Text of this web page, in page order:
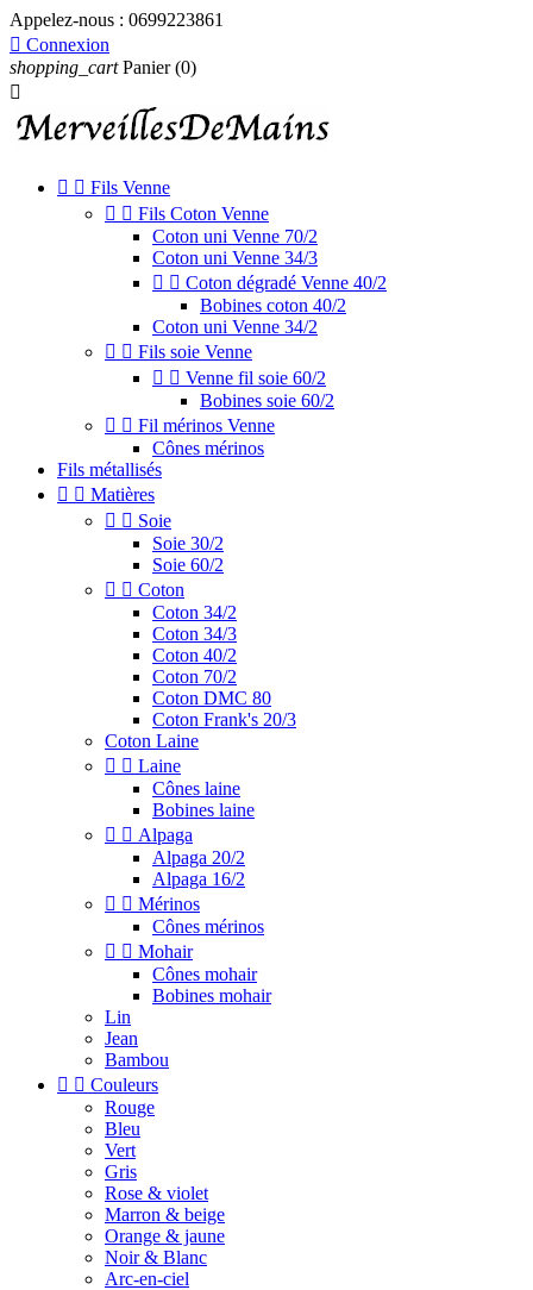
Appelez-nous : 0699223861
 Connexion
shopping_cart Panier (0)

  Fils Venne
  Fils Coton Venne
Coton uni Venne 70/2
Coton uni Venne 34/3
  Coton dégradé Venne 40/2
Bobines coton 40/2
Coton uni Venne 34/2
  Fils soie Venne
  Venne fil soie 60/2
Bobines soie 60/2
  Fil mérinos Venne
Cônes mérinos
Fils métallisés
  Matières
  Soie
Soie 30/2
Soie 60/2
  Coton
Coton 34/2
Coton 34/3
Coton 40/2
Coton 70/2
Coton DMC 80
Coton Frank's 20/3
Coton Laine
  Laine
Cônes laine
Bobines laine
  Alpaga
Alpaga 20/2
Alpaga 16/2
  Mérinos
Cônes mérinos
  Mohair
Cônes mohair
Bobines mohair
Lin
Jean
Bambou
  Couleurs
Rouge
Bleu
Vert
Gris
Rose & violet
Marron & beige
Orange & jaune
Noir & Blanc
Arc-en-ciel